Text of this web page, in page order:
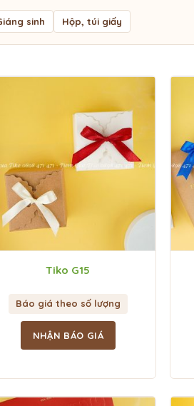
sinh Hộp, túi giấy
Tiko G15
Báo giá theo số lượng
NHẬN BÁO GIÁ